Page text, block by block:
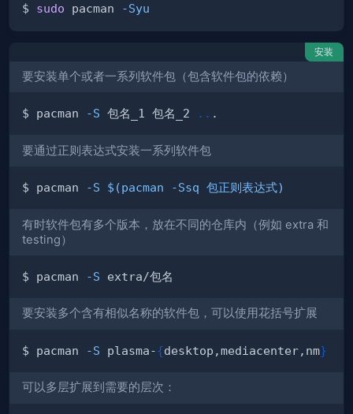
$ sudo pacman -Syu
安装
要安装单个或者一系列软件包（包含软件包的依赖）
$ pacman -S 包名_1 包名_2 ..
要通过正则表达式安装一系列软件包
$ pacman -S $(pacman -Ssq 包正则表达式)
有时软件包有多个版本，放在不同的仓库内（例如 extra 和
testing）
$ pacman -S
要安装多个含有相似名称的软件包，可以使用花括号扩展
$ pacman -S plasma-{desktop,mediacenter,nm}
可以多层扩展到需要的层次：